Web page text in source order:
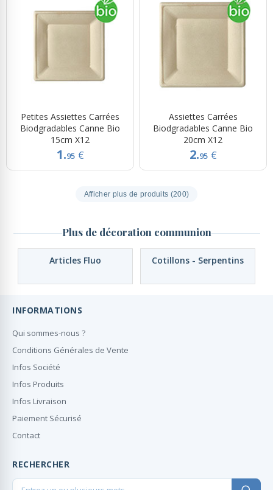
Petites Assiettes Carrées
Biodgradables Canne Bio
15cm X12
1.95 €
Assiettes Carrées
Biodgradables Canne Bio
20cm X12
2.95 €
Afficher plus de produits (200)
Plus de décoration communion
Articles Fluo Cotillons - Serpentins
INFORMATIONS
Qui sommes-nous ?
Conditions Générales de Vente
Infos Société
Infos Produits
Infos Livraison
Paiement Sécurisé
Contact
RECHERCHER